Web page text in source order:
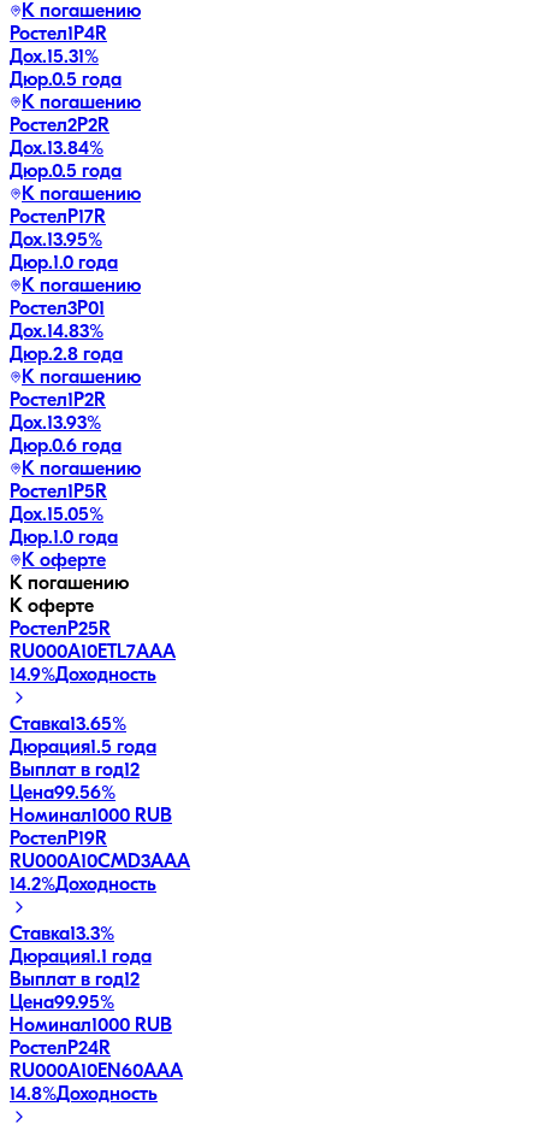
К погашению
Ростел1P4R
Дох.15.31%
Дюр.0.5 года
К погашению
Ростел2P2R
Дох.13.84%
Дюр.0.5 года
К погашению
РостелP17R
Дох.13.95%
Дюр.1.0 года
К погашению
Ростел3P01
Дох.14.83%
Дюр.2.8 года
К погашению
Ростел1P2R
Дох.13.93%
Дюр.0.6 года
К погашению
Ростел1P5R
Дох.15.05%
Дюр.1.0 года
К оферте
К погашению
К оферте
РостелP25R
RU000A10ETL7AAA
14.9%Доходность
Ставка13.65%
Дюрация1.5 года
Выплат в год12
Цена99.56%
Номинал1000 RUB
РостелP19R
RU000A10CMD3AAA
14.2%Доходность
Ставка13.3%
Дюрация1.1 года
Выплат в год12
Цена99.95%
Номинал1000 RUB
РостелP24R
RU000A10EN60AAA
14.8%Доходность